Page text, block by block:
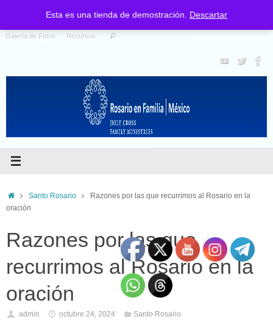
Esta es una tienda de demostración. Descartar
Santo Rosario Programas Catalogo de Materiales
Galería de Fotos Recursos
Santo Rosario
Razones por las que recurrimos al Rosario en la
oración
Razones por las que
recurrimos al Rosario en la
oración
admin octubre 24, 2024 Santo Rosario